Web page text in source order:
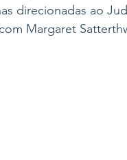
direcionadas ao
Margaret